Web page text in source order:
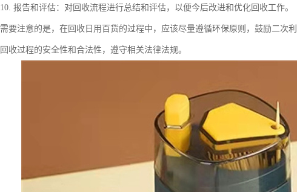
10. 报告和评估：对回收流程进行总结和评估，以便今后改进和优化回收工作。
需要注意的是，在回收日用百货的过程中，应该尽量遵循环保原则，鼓励二次
回收过程的安全性和合法性，遵守相关法律法规。